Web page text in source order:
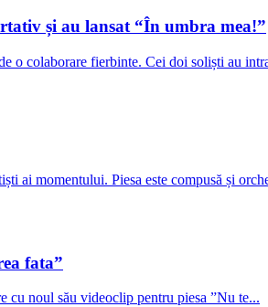
și au lansat “În umbra mea!”
o colaborare fierbinte. Cei doi soliști au
ai momentului. Piesa este compusă și
fata”
cu noul său videoclip pentru piesa ”Nu te...